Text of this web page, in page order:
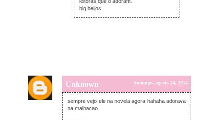
big beijos
Unknown domingo, agosto 24, 2014
sempre vejo ele na novela agora hahaha adorava
na malhacao